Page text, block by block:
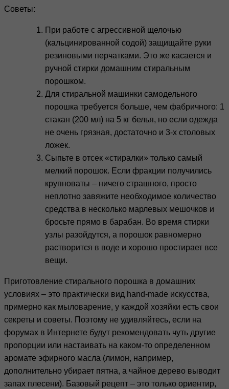
Советы:
При работе с агрессивной щелочью
(кальцинированной содой) защищайте руки
резиновыми перчатками. Это же касается и
ручной стирки домашним стиральным
порошком.
Для стиральной машинки самодельного
порошка требуется больше, чем фабричного: 1
стакан (200 мл) на 5 кг белья, но если одежда
не очень грязная, достаточно и 3-х столовых
ложек.
Сыпьте в отсек «стиралки» только самый
мелкий порошок. Если фракции получились
крупноваты – ничего страшного, просто
неплотно завяжите необходимое количество
средства в несколько марлевых мешочков и
бросьте прямо в барабан. Во время стирки
узлы разойдутся, а порошок равномерно
растворится в воде и хорошо простирает все
вещи.
Приготовление стирального порошка в домашних
условиях – это практически вид hand-made искусства,
примерно как мыловарение, у каждой хозяйки есть свои
секреты и советы. Поэтому не удивляйтесь, если на
форумах в Интернете будут рекомендовать чуть другие
пропорции или настаивать на каком-то определенном
аромате эфирного масла (лимон, например,
дополнительно убирает пятна, а чайное дерево выводит
запах плесени). Базовый рецепт – это только ориентир,